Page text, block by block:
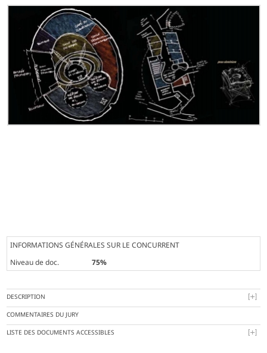
INFORMATIONS GÉNÉRALES SUR LE CONCURRENT
Niveau de doc.
75%
DESCRIPTION
COMMENTAIRES DU JURY
LISTE DES DOCUMENTS ACCESSIBLES